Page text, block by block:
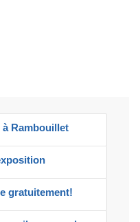
Rambouillet
gratuitement!